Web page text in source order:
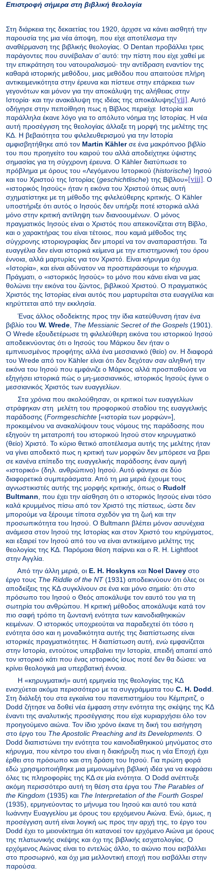
Επιστροφή σήμερα στη βιβλική θεολογία
Στη διάρκεια της δεκαετίας του 1920, άρχισε να κάνει αισθητή την
παρουσία της μια νέα άποψη, που είχε αποτέλεσμα την
αναθέρμανση της βιβλικής θεολογίας. Ο Dentan προβάλλει τρεις
παράγοντες που συνέβαλαν σ’ αυτό: την πίστη που είχε χαθεί με
την επικράτηση του νατουραλισμού· την αντίδραση εναντίον της
καθαρά ιστορικής μεθόδου, μιας μεθόδου που απαιτούσε πλήρη
αντικειμενικότητα στην έρευνα και πίστευε στην επάρκεια των
γεγονότων και μόνον για την αποκάλυψη της αλήθειας στην
Ιστορία· και την ανακάλυψη της ιδέας της αποκάλυψης[vii]. Αυτό
οδήγησε στην πεποίθηση πως η Βίβλος περιείχε Ιστορία και
παράλληλα έκανε λόγο για το απόλυτο νόημα της Ιστορίας. Η νέα
αυτή προσέγγιση της θεολογίας άλλαξε τη μορφή της μελέτης της
ΚΔ. Η βεβαιότητα του φιλελευθερισμού για την Ιστορία
αμφισβητήθηκε από τον Martin Kählerσε ένα μακρόπνοο βιβλίο
του που προηγείτο του καιρού του αλλά αποδείχτηκε ύψιστης
σημασίας για τη σύγχρονη έρευνα. Ο Kähler διατύπωσε το
πρόβλημα με όρους του «Λεγόμενου Ιστορικού (historische) Ιησού
και του Χριστού της Ιστορίας (geschichtlische) της Βίβλου»[viii]. Ο
«ιστορικός Ιησούς» ήταν η εικόνα του Χριστού όπως αυτή
σχηματίστηκε με τη μέθοδο της φιλελεύθερης κριτικής. Ο Kähler
υποστήριξε ότι αυτός ο Ιησούς δεν υπήρξε ποτέ ιστορικά αλλά
μόνο στην κριτική αντίληψη των διανοουμένων. Ο μόνος
πραγματικός Ιησούς είναι ο Χριστός που απεικονίζεται στη Βίβλο,
και ο χαρακτήρας του είναι τέτοιος, που καμιά μέθοδος της
σύγχρονης ιστοριογραφίας δεν μπορεί να τον αναπαραστήσει. Τα
ευαγγέλια δεν είναι ιστορικά κείμενα με την επιστημονική του όρου
έννοια, αλλά μαρτυρίες για τον Χριστό. Είναι κήρυγμα όχι
«Ιστορία», και είναι αδύνατον να προσπεράσουμε το κήρυγμα.
Πράγματι, ο «ιστορικός Ιησούς» το μόνο που κάνει είναι να μας
θολώνει την εικόνα του ζώντος, βιβλικού Χριστού. Ο πραγματικός
Χριστός της Ιστορίας είναι αυτός που μαρτυρείται στα ευαγγέλια και
κηρύττεται από την εκκλησία.
Ένας άλλος οδοδείκτης προς την ίδια κατεύθυνση ήταν ένα
βιβλίο του W. Wrede The Messianic Secret of the Gospels (1901).
Ο Wrede εξουδετέρωσε τη φιλελεύθερη εικόνα του ιστορικού Ιησού
αποδεικνύοντας ότι ο Ιησούς του Μάρκου δεν ήταν ο
εμπνευσμένος προφήτης αλλά ένα μεσσιανικό (θείο) ον. Η διαφορά
του Wrede από τον Kähler είναι ότι δεν δεχόταν σαν αληθινή την
εικόνα του Ιησού που εμφάνιζε ο Μάρκος αλλά προσπαθούσε να
εξηγήσει ιστορικά πώς ο μη-μεσσιανικός, ιστορικός Ιησούς έγινε ο
μεσσιανικός Χριστός των ευαγγελίων.
Στα χρόνια που ακολούθησαν, οι κριτικοί των ευαγγελίων
στράφηκαν στη
μελέτη του προφορικού σταδίου της ευαγγελικής
παράδοσης (Formgeschichte [«ιστορία των μορφών»],
προκειμένου να ανακαλύψουν τους νόμους της παράδοσης που
εξηγούν τη μετατροπή του ιστορικού Ιησού στον κηρυγματικό
(θείο) Χριστό. Το κύριο θετικό αποτέλεσμα αυτής της μελέτης ήταν
να γίνει αποδεκτό πως η κριτική των μορφών δεν μπόρεσε να βρει
σε κανένα επίπεδο της ευαγγελικής παράδοσης έναν αμιγή
«ιστορικό» (δηλ. ανθρώπινο) Ιησού. Αυτό φάνηκε σε δύο
διαφορετικά συμπεράσματα. Από τη μια μεριά έχουμε τους
αγνωστικιστές αυτής της μορφής κριτικής, όπως ο Rudolf
Bultmann , που έχει την αίσθηση ότι ο ιστορικός Ιησούς είναι τόσο
καλά κρυμμένος πίσω από τον Χριστό της πίστεως, ώστε δεν
μπορούμε να ξέρουμε τίποτα σχεδόν για τη ζωή και την
προσωπικότητα του Ιησού. Ο Bultmann βλέπει μόνον ασυνέχεια
ανάμεσα στον Ιησού της Ιστορίας και στον Χριστό του κηρύγματος,
και εξαιρεί τον Ιησού από του να είναι αντικείμενο μελέτης της
θεολογίας της ΚΔ. Παρόμοια θέση παίρνει και ο R H
Lightfoot
στην Αγγλία.
Από την άλλη μεριά, οι E. H. Hoskyns και Noel Davey στο
έργο τους The Riddle of the NT (1931) αποδεικνύουν ότι όλες οι
αποδείξεις της ΚΔ συγκλίνουν σε ένα και μόνο σημείο: ότι στο
πρόσωπο του Ιησού ο Θεός αποκάλυψε τον εαυτό του για τη
σωτηρία του ανθρώπου. Η κριτική μέθοδος αποκάλυψε κατά τον
πιο σαφή τρόπο τη ζωντανή ενότητα των καινοδιαθηκικών
κειμένων. Ο ιστορικός υποχρεούται να παραδεχτεί ότι τόσο η
ενότητα όσο και η μοναδικότητα αυτής της διαπίστωσης είναι
ιστορικές πραγματικότητες. Η διαπίστωση αυτή, ενώ εμφανίζεται
στην Ιστορία, εντούτοις υπερβαίνει την Ιστορία, επειδή απαιτεί από
τον ιστορικό κάτι που ένας ιστορικός ίσως ποτέ δεν θα δώσει: να
κρίνει θεολογικά μια υπερβατική έννοια.
Η «κηρυγματική» αυτή ερμηνεία της θεολογίας της ΚΔ
ενισχύεται ακόμα περισσότερο με τα συγγράμματα του C. H. Dodd
Στη διάλεξή του στα εγκαίνια του πανεπιστημίου του Κέμπριτζ, ο
Dodd ζήτησε να δοθεί νέα έμφαση στην ενότητα της σκέψης της ΚΔ
έναντι της αναλυτικής προσέγγισης που είχε κυριαρχήσει όλο τον
προηγούμενο αιώνα. Τον ίδιο χρόνο έκανε τη δική του εισήγηση
στο έργο του TheApostolic Preaching and its Developments . Ο
Dodd διαπιστώνει την ενότητα του καινοδιαθηκικού μηνύματος στο
κήρυγμα, που κέντρο του είναι η διακήρυξη πως η νέα Εποχή έχει
έρθει στο πρόσωπο και στη δράση του Ιησού. Για πρώτη φορά
εδώ χρησιμοποιήθηκε μια μεμονωμένη βιβλική ιδέα για να εκφράσει
όλες τις πληροφορίες της ΚΔ σε μία ενότητα. Ο Dodd ανέπτυξε
ακόμη περισσότερο αυτή τη θέση στα έργα του The Parables of
the Kingdom (1935) και The Interpretation of the Fourth Gospel
(1935), ερμηνεύοντας το μήνυμα του Ιησού και αυτό του κατά
Ιωάννην Ευαγγελίου με όρους του ερχόμενου Αιώνα. Ενώ, όμως, η
προσέγγιση αυτή είναι λογική ως προς την αρχή της, το έργο του
Dodd έχει το μειονέκτημα ότι κατανοεί τον ερχόμενο Αιώνα με όρους
της πλατωνικής σκέψης και όχι της βιβλικής εσχατολογίας. Ο
ερχόμενος Αιώνας είναι το εντελώς άλλο, το αιώνιο που εισβάλλει
στο προσωρινό, και όχι μια μελλοντική εποχή που εισβάλλει στην
παρούσα.